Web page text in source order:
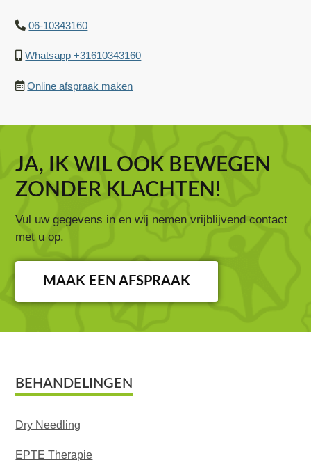
06-10343160
Whatsapp +31610343160
Online afspraak maken
JA, IK WIL OOK BEWEGEN
ZONDER KLACHTEN!
Vul uw gegevens in en wij nemen vrijblijvend contact
met u op.
MAAK EEN AFSPRAAK
Footer
BEHANDELINGEN
Dry Needling
EPTE Therapie